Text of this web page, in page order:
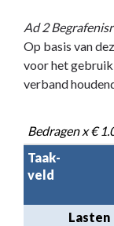
Ad 2
Op basis van
voor het
verband
Bedragen x €
Taak-
veld
Lasten